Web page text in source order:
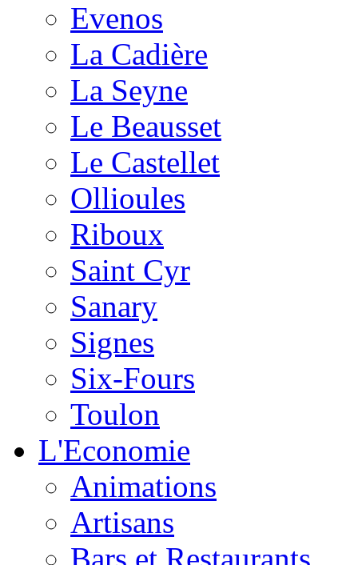
Evenos
La Cadière
La Seyne
Le Beausset
Le Castellet
Ollioules
Riboux
Saint Cyr
Sanary
Signes
Six-Fours
Toulon
L'Economie
Animations
Artisans